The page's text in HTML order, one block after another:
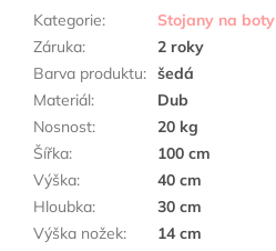
Kategorie:
Stojany na boty
Záruka:
2 roky
Barva produktu: šedá
Materiál:
Dub
Nosnost:
20 kg
Šířka:
100 cm
Výška:
40 cm
Hloubka:
30 cm
Výška nožek:
14 cm